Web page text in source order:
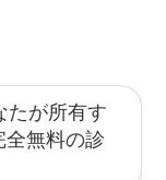
たが所有す
無料の診